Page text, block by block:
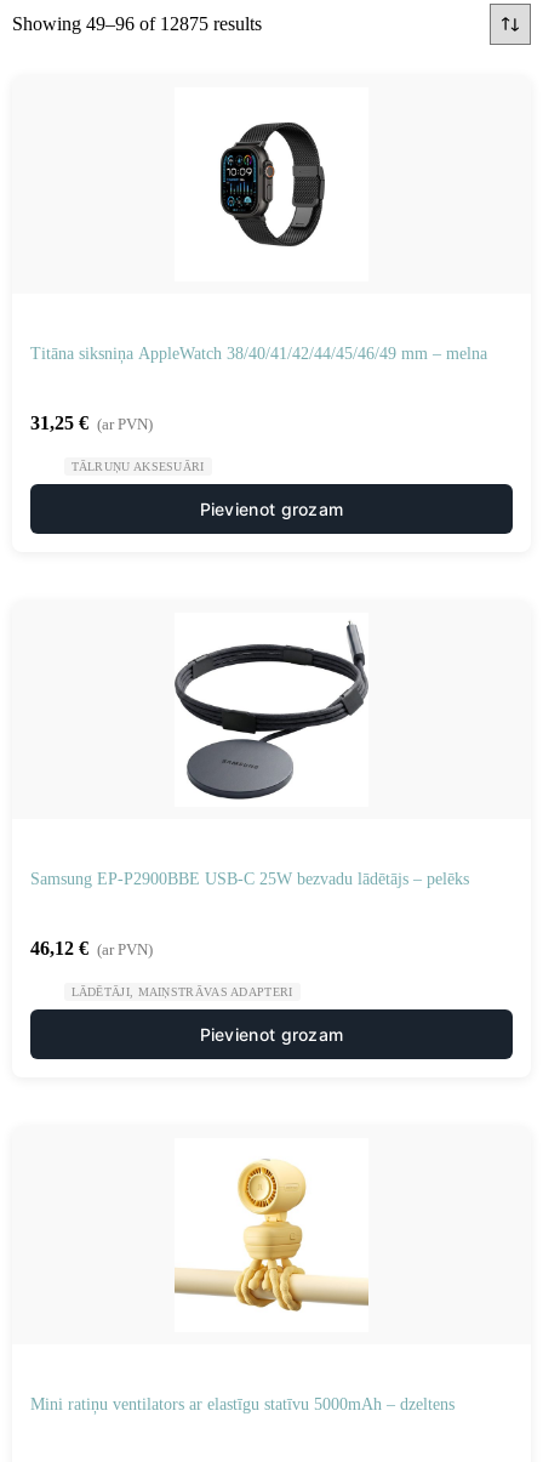
Showing 49–96 of 12875 results
Titāna siksniņa AppleWatch 38/40/41/42/44/45/46/49 mm – melna
31,25 € (ar PVN)
TĀLRUŅU AKSESUĀRI
Pievienot grozam
Samsung EP-P2900BBE USB-C 25W bezvadu lādētājs – pelēks
46,12 € (ar PVN)
LĀDĒTĀJI, MAIŅSTRĀVAS ADAPTERI
Pievienot grozam
Mini ratiņu ventilators ar elastīgu statīvu 5000mAh – dzeltens